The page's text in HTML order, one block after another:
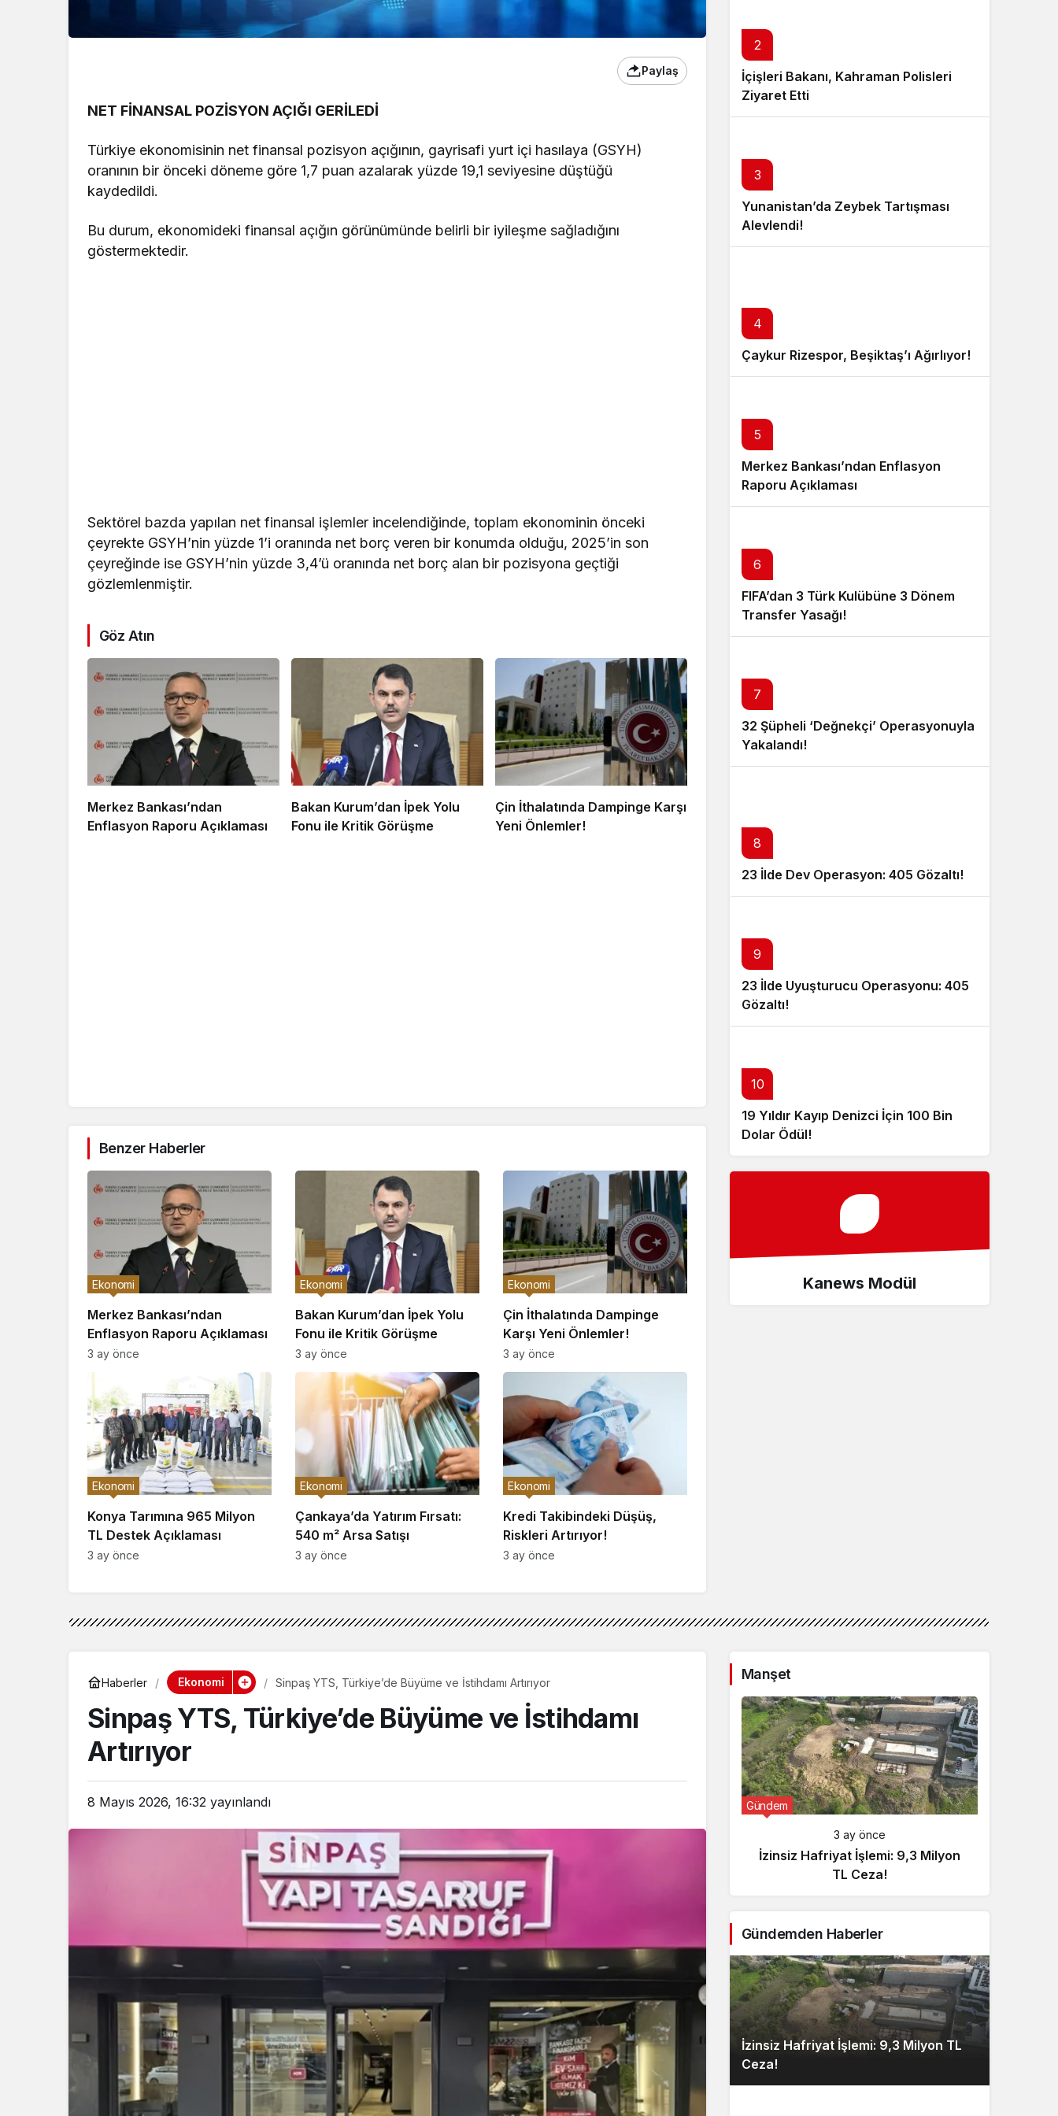
Paylaş
NET FİNANSAL POZİSYON AÇIĞI GERİLEDİ
Türkiye ekonomisinin net finansal pozisyon açığının, gayrisafi yurt içi hasılaya (GSYH)
oranının bir önceki döneme göre 1,7 puan azalarak yüzde 19,1 seviyesine düştüğü
kaydedildi.
Bu durum, ekonomideki finansal açığın görünümünde belirli bir iyileşme sağladığını
göstermektedir.
Sektörel bazda yapılan net finansal işlemler incelendiğinde, toplam ekonominin önceki
çeyrekte GSYH’nin yüzde 1’i oranında net borç veren bir konumda olduğu, 2025’in son
çeyreğinde ise GSYH’nin yüzde 3,4’ü oranında net borç alan bir pozisyona geçtiği
gözlemlenmiştir.
Göz Atın
Merkez Bankası’ndan
Enflasyon Raporu Açıklaması
Bakan Kurum’dan İpek Yolu
Fonu ile Kritik Görüşme
Çin İthalatında Dampinge Karşı
Yeni Önlemler!
Benzer Haberler
Merkez Bankası’ndan
Enflasyon Raporu Açıklaması
Ekonomi
3 ay önce
Bakan Kurum’dan İpek Yolu
Fonu ile Kritik Görüşme
Ekonomi
3 ay önce
Çin İthalatında Dampinge
Karşı Yeni Önlemler!
Ekonomi
3 ay önce
Konya Tarımına 965 Milyon
TL Destek Açıklaması
Ekonomi
3 ay önce
Çankaya’da Yatırım Fırsatı:
540 m² Arsa Satışı
Ekonomi
3 ay önce
Kredi Takibindeki Düşüş,
Riskleri Artırıyor!
Ekonomi
3 ay önce
2
İçişleri Bakanı, Kahraman Polisleri
Ziyaret Etti
3
Yunanistan’da Zeybek Tartışması
Alevlendi!
4
Çaykur Rizespor, Beşiktaş’ı Ağırlıyor!
5
Merkez Bankası’ndan Enflasyon
Raporu Açıklaması
6
FIFA’dan 3 Türk Kulübüne 3 Dönem
Transfer Yasağı!
7
32 Şüpheli ‘Değnekçi’ Operasyonuyla
Yakalandı!
8
23 İlde Dev Operasyon: 405 Gözaltı!
9
23 İlde Uyuşturucu Operasyonu: 405
Gözaltı!
10
19 Yıldır Kayıp Denizci İçin 100 Bin
Dolar Ödül!
Kanews Modül
Haberler Ekonomi Sinpaş YTS, Türkiye’de Büyüme ve İstihdamı Artırıyor
Sinpaş YTS, Türkiye’de Büyüme ve İstihdamı
Artırıyor
8 Mayıs 2026, 16:32 yayınlandı
Manşet
Gündem
3 ay önce
İzinsiz Hafriyat İşlemi: 9,3 Milyon
TL Ceza!
Gündemden Haberler
İzinsiz Hafriyat İşlemi: 9,3 Milyon TL
Ceza!